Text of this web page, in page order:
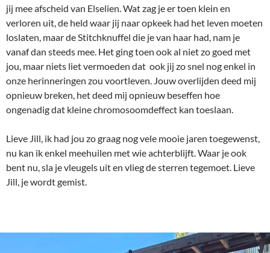
jij mee afscheid van Elselien. Wat zag je er toen klein en
verloren uit, de held waar jij naar opkeek had het leven moeten
loslaten, maar de Stitchknuffel die je van haar had, nam je
vanaf dan steeds mee. Het ging toen ook al niet zo goed met
jou, maar niets liet vermoeden dat ook jij zo snel nog enkel in
onze herinneringen zou voortleven. Jouw overlijden deed mij
opnieuw breken, het deed mij opnieuw beseffen hoe
ongenadig dat kleine chromosoomdeffect kan toeslaan.
Lieve Jill, ik had jou zo graag nog vele mooie jaren toegewenst,
nu kan ik enkel meehuilen met wie achterblijft. Waar je ook
bent nu, sla je vleugels uit en vlieg de sterren tegemoet. Lieve
Jill, je wordt gemist.